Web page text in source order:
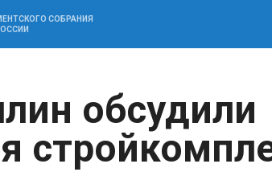
СОБРАНИЯ
обсудили